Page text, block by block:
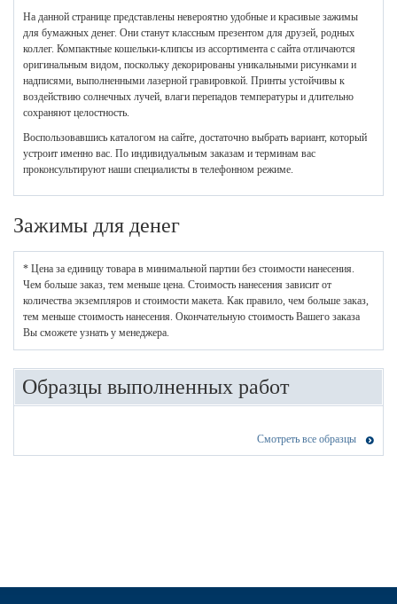
На данной странице представлены невероятно удобные и красивые зажимы
для бумажных денег. Они станут классным презентом для друзей, родных
коллег. Компактные кошельки-клипсы из ассортимента с сайта отличаются
оригинальным видом, поскольку декорированы уникальными рисунками и
надписями, выполненными лазерной гравировкой. Принты устойчивы к
воздействию солнечных лучей, влаги перепадов температуры и длительно
сохраняют целостность.
Воспользовавшись каталогом на сайте, достаточно выбрать вариант, который
устроит именно вас. По индивидуальным заказам и терминам вас
проконсультируют наши специалисты в телефонном режиме.
Зажимы для денег
* Цена за единицу товара в минимальной партии без стоимости нанесения.
Чем больше заказ, тем меньше цена. Стоимость нанесения зависит от
количества экземпляров и стоимости макета. Как правило, чем больше заказ,
тем меньше стоимость нанесения. Окончательную стоимость Вашего заказа
Вы сможете узнать у менеджера.
Образцы выполненных работ
Смотреть все образцы